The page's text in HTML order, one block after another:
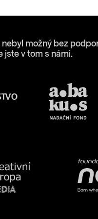
možný bez
jste v tom s námi.